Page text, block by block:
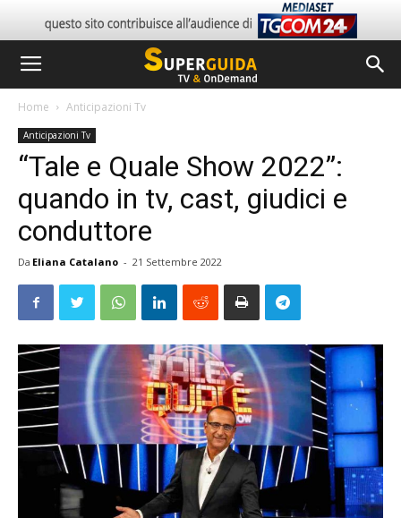
Home Anticipazioni Tv
Anticipazioni Tv
“Tale e Quale Show 2022”:
quando in tv, cast, giudici e
conduttore
Da Eliana Catalano - 21 Settembre 2022